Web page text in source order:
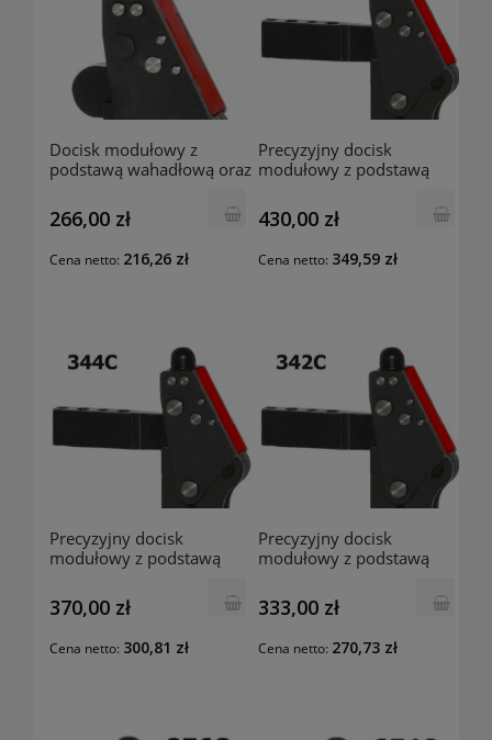
Docisk modułowy z
podstawą wahadłową oraz
266,00 zł
Cena netto: 216,26 zł
Precyzyjny docisk
modułowy z podstawą
RAIS
430,00 zł
Cena netto: 349,59 zł
Precyzyjny docisk
modułowy z podstawą
RAIS
370,00 zł
Cena netto: 300,81 zł
Precyzyjny docisk
modułowy z podstawą
RAIS
333,00 zł
Cena netto: 270,73 zł